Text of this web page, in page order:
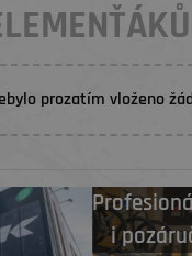
prozatím vloženo
i